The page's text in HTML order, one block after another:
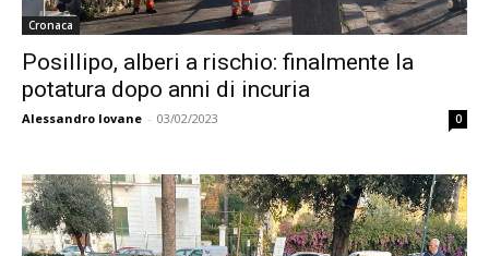
Cronaca
Posillipo, alberi a rischio: finalmente la
potatura dopo anni di incuria
Alessandro Iovane - 03/02/2023 0